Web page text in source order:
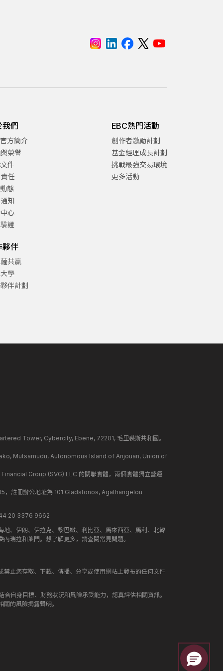
我們
方簡介
榮譽
件
任
態
知
心
證
夥伴
共贏
學
伴計劃
EBC熱門活動
創作者激勵計劃
基金經理成長計劃
挑戰最強交易環境
更多活動
Tower, Cybercity, Ebene, 72201, 毛里裘斯共和國。
Mutsamudu, Autonomous Island of Anjouan, Union of
Group (SVG) LLC 的關聯實體，兩個實體獨立營運
，註冊辦公地址為 101 Gladstonos, Agathangelou
20 3376 9662
、伊朗、伊拉克、黎巴嫩、利比亞、馬來西亞、馬利、北韓
瑞拉和葉門。想了解更多，請查閱常見問題。
止您存取、下載、傳播、分享或使用網站上發布的任何文件
自身目標、財務狀況和風險承受能力，認真評估相關資訊。
的風險揭露聲明。